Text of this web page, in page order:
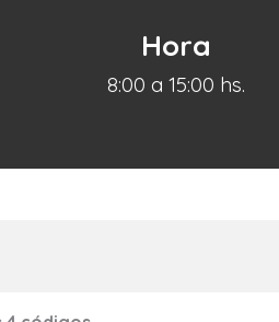
Hora
8:00 a 15:00 hs.